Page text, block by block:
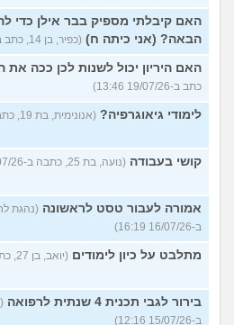
האם קיבלתי מספיק בבר אילן כדי
הבאה? (אני כיתה ח) (כפיר, בן 14, כתב ב-19/07/26 13:57)
האם היריון יכול לשנות לכן ככה את
כתב ב-19/07/26 13:46)
לימודי גיאוגרפיה? (אנונימית, בת 19, כתבה ב-19/07/26 13:37)
קושי בעבודה (נועה, בת 25, כתבה ב-16/07/26 16:28)
אמורה לעבור טסט לראשונה
ב-16/07/26 16:19)
מתלבט על כיון לימודים (יואב, בן 27, כתב ב-16/07/26 16:10)
בירור לגבי תכנית 4 שנתית לרפואה
ב-15/07/26 12:16)